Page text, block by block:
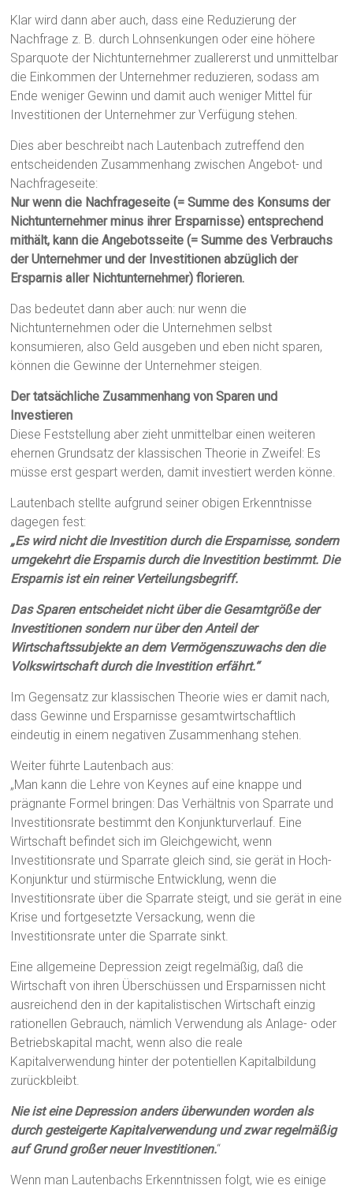
Klar wird dann aber auch, dass eine Reduzierung der
Nachfrage z. B. durch Lohnsenkungen oder eine höhere
Sparquote der Nichtunternehmer zuallererst und unmittelbar
die Einkommen der Unternehmer reduzieren, sodass am
Ende weniger Gewinn und damit auch weniger Mittel für
Investitionen der Unternehmer zur Verfügung stehen.
Dies aber beschreibt nach Lautenbach zutreffend den
entscheidenden Zusammenhang zwischen Angebot- und
Nachfrageseite:
Nur wenn die Nachfrageseite (= Summe des Konsums der
Nichtunternehmer minus ihrer Ersparnisse) entsprechend
mithält, kann die Angebotsseite (= Summe des Verbrauchs
der Unternehmer und der Investitionen abzüglich der
Ersparnis aller Nichtunternehmer) florieren.
Das bedeutet dann aber auch: nur wenn die
Nichtunternehmen oder die Unternehmen selbst
konsumieren, also Geld ausgeben und eben nicht sparen,
können die Gewinne der Unternehmer steigen.
Der tatsächliche Zusammenhang von Sparen und
Investieren
Diese Feststellung aber zieht unmittelbar einen weiteren
ehernen Grundsatz der klassischen Theorie in Zweifel: Es
müsse erst gespart werden, damit investiert werden könne.
Lautenbach stellte aufgrund seiner obigen Erkenntnisse
dagegen fest:
„Es wird nicht die Investition durch die Ersparnisse, sondern
umgekehrt die Ersparnis durch die Investition bestimmt. Die
Ersparnis ist ein reiner Verteilungsbegriff.
Das Sparen entscheidet nicht über die Gesamtgröße der
Investitionen sondern nur über den Anteil der
Wirtschaftssubjekte an dem Vermögenszuwachs den die
Volkswirtschaft durch die Investition erfährt.“
Im Gegensatz zur klassischen Theorie wies er damit nach,
dass Gewinne und Ersparnisse gesamtwirtschaftlich
eindeutig in einem negativen Zusammenhang stehen.
Weiter führte Lautenbach aus:
„Man kann die Lehre von Keynes auf eine knappe und
prägnante Formel bringen: Das Verhältnis von Sparrate und
Investitionsrate bestimmt den Konjunkturverlauf. Eine
Wirtschaft befindet sich im Gleichgewicht, wenn
Investitionsrate und Sparrate gleich sind, sie gerät in Hoch-
Konjunktur und stürmische Entwicklung, wenn die
Investitionsrate über die Sparrate steigt, und sie gerät in eine
Krise und fortgesetzte Versackung, wenn die
Investitionsrate unter die Sparrate sinkt.
Eine allgemeine Depression zeigt regelmäßig, daß die
Wirtschaft von ihren Überschüssen und Ersparnissen nicht
ausreichend den in der kapitalistischen Wirtschaft einzig
rationellen Gebrauch, nämlich Verwendung als Anlage- oder
Betriebskapital macht, wenn also die reale
Kapitalverwendung hinter der potentiellen Kapitalbildung
zurückbleibt.
Nie ist eine Depression anders überwunden worden als
durch gesteigerte Kapitalverwendung und zwar regelmäßig
auf Grund großer neuer Investitionen.“
Wenn man Lautenbachs Erkenntnissen folgt, wie es einige